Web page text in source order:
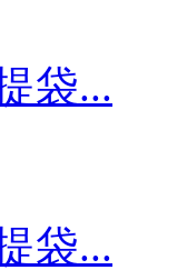
袋...
袋...